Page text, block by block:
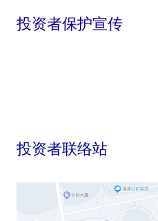
投资者保护宣传
投资者联络站